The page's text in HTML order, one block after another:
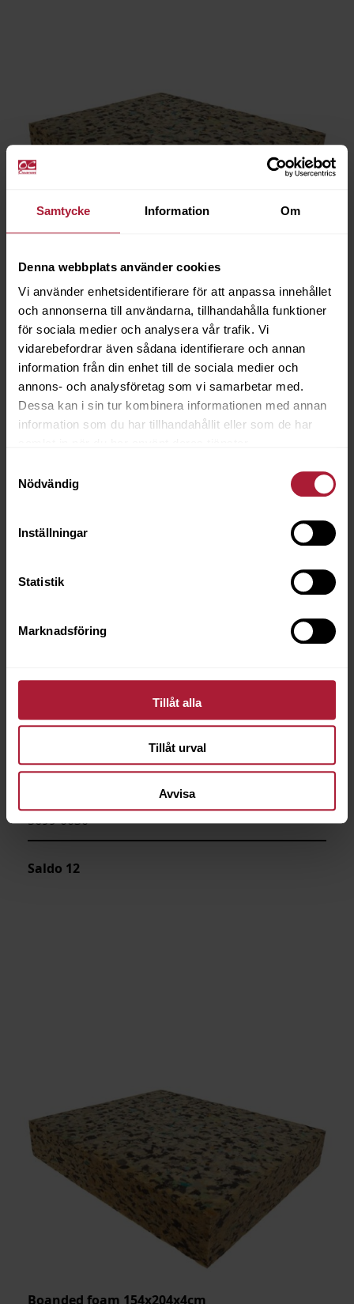
Samtycke Information Om
Denna webbplats använder cookies
Vi använder enhetsidentifierare för att anpassa innehållet
och annonserna till användarna, tillhandahålla funktioner
för sociala medier och analysera vår trafik. Vi
vidarebefordrar även sådana identifierare och annan
information från din enhet till de sociala medier och
annons- och analysföretag som vi samarbetar med.
Dessa kan i sin tur kombinera informationen med annan
information som du har tillhandahållit eller som de har
Nödvändig
Inställningar
Statistik
Marknadsföring
Tillåt alla
Tillåt urval
Avvisa
Boanded foam 150x206x2,5cm
5699-0025
Saldo3
Boanded foam 150x206x3cm
5699-0030
Saldo 12
Boanded foam 154x204x4cm